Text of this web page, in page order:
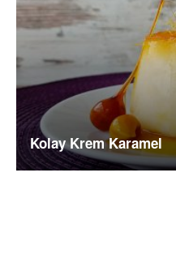
Kolay Krem Karamel